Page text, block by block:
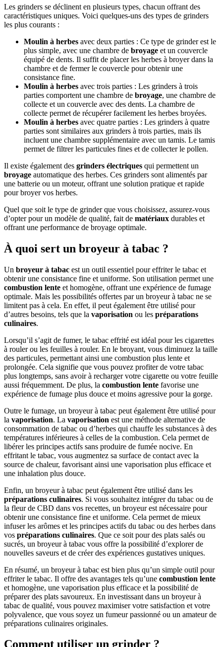
Les grinders se déclinent en plusieurs types, chacun offrant des
caractéristiques uniques. Voici quelques-uns des types de grinders
les plus courants :
Moulin à herbes avec deux parties : Ce type de grinder est le
plus simple, avec une chambre de broyage et un couvercle
équipé de dents. Il suffit de placer les herbes à broyer dans la
chambre et de fermer le couvercle pour obtenir une
consistance fine.
Moulin à herbes avec trois parties : Les grinders à trois
parties comportent une chambre de broyage, une chambre de
collecte et un couvercle avec des dents. La chambre de
collecte permet de récupérer facilement les herbes broyées.
Moulin à herbes avec quatre parties : Les grinders à quatre
parties sont similaires aux grinders à trois parties, mais ils
incluent une chambre supplémentaire avec un tamis. Le tamis
permet de filtrer les particules fines et de collecter le pollen.
Il existe également des grinders électriques qui permettent un
broyage automatique des herbes. Ces grinders sont alimentés par
une batterie ou un moteur, offrant une solution pratique et rapide
pour broyer vos herbes.
Quel que soit le type de grinder que vous choisissez, assurez-vous
d’opter pour un modèle de qualité, fait de matériaux durables et
offrant une performance de broyage optimale.
À quoi sert un broyeur à tabac ?
Un broyeur à tabac est un outil essentiel pour effriter le tabac et
obtenir une consistance fine et uniforme. Son utilisation permet une
combustion lente et homogène, offrant une expérience de fumage
optimale. Mais les possibilités offertes par un broyeur à tabac ne se
limitent pas à cela. En effet, il peut également être utilisé pour
d’autres besoins, tels que la vaporisation ou les préparations
culinaires.
Lorsqu’il s’agit de fumer, le tabac effrité est idéal pour les cigarettes
à rouler ou les feuilles à rouler. En le broyant, vous diminuez la taille
des particules, permettant ainsi une combustion plus lente et
prolongée. Cela signifie que vous pouvez profiter de votre tabac
plus longtemps, sans avoir à recharger votre cigarette ou votre feuille
aussi fréquemment. De plus, la combustion lente favorise une
expérience de fumage plus douce et moins agressive pour la gorge.
Outre le fumage, un broyeur à tabac peut également être utilisé pour
la vaporisation. La vaporisation est une méthode alternative de
consommation de tabac ou d’herbes qui chauffe les substances à des
températures inférieures à celles de la combustion. Cela permet de
libérer les principes actifs sans produire de fumée nocive. En
effritant le tabac, vous augmentez sa surface de contact avec la
source de chaleur, favorisant ainsi une vaporisation plus efficace et
une inhalation plus douce.
Enfin, un broyeur à tabac peut également être utilisé dans les
préparations culinaires. Si vous souhaitez intégrer du tabac ou de
la fleur de CBD dans vos recettes, un broyeur est nécessaire pour
obtenir une consistance fine et uniforme. Cela permet de mieux
infuser les arômes et les principes actifs du tabac ou des herbes dans
vos préparations culinaires. Que ce soit pour des plats salés ou
sucrés, un broyeur à tabac vous offre la possibilité d’explorer de
nouvelles saveurs et de créer des expériences gustatives uniques.
En résumé, un broyeur à tabac est bien plus qu’un simple outil pour
effriter le tabac. Il offre des avantages tels qu’une combustion lente
et homogène, une vaporisation plus efficace et la possibilité de
préparer des plats savoureux. En investissant dans un broyeur à
tabac de qualité, vous pouvez maximiser votre satisfaction et votre
polyvalence, que vous soyez un fumeur passionné ou un amateur de
préparations culinaires originales.
Comment utiliser un grinder ?